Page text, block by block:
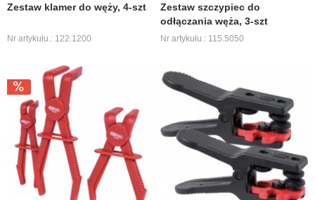
Zestaw klamer do węży, 4-szt
Nr artykułu.: 122.1200
Zestaw szczypiec do
odłączania węża, 3-szt
Nr artykułu.: 115.5050